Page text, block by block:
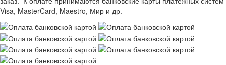
Visa, MasterCard, Maestro, Мир и др.